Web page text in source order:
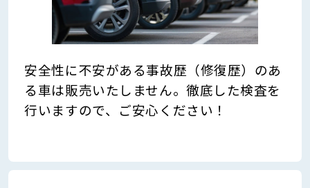
安全性に不安がある事故歴（修復歴）のあ
る車は販売いたしません。徹底した検査を
行いますので、ご安心ください！